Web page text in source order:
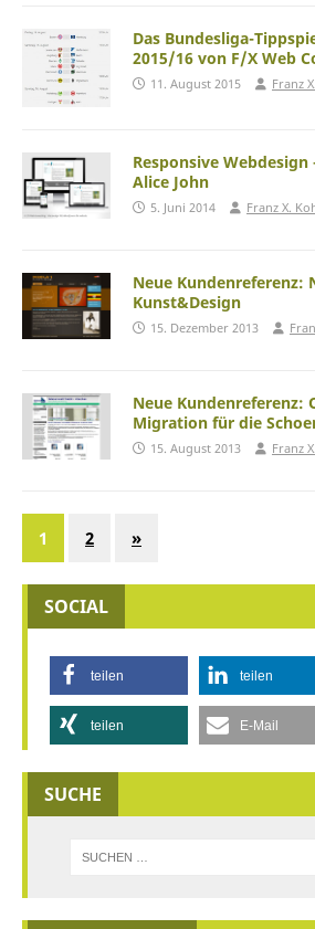
Das Bundesliga-
2015/16 von F/X Web
11. August 2015 Franz
Responsive
Alice John
5. Juni 2014 Franz X.
Neue Kundenreferenz:
Kunst&Design
15. Dezember 2013
Neue Kundenreferenz:
Migration für die
15. August 2013 Franz
1 2 »
SOCIAL
teilen teilen
teilen E-Mail
SUCHE